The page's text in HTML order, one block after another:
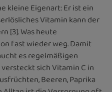
kleine Eigenart: Er ist ein
Vitamin kann der
[3]. Was heute
fast wieder weg. Damit
es regelmäßigen
sich Vitamin C in
Beeren, Paprika